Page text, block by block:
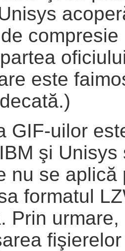
este
GIF-uilor
şi
nu se
formatul
Prin